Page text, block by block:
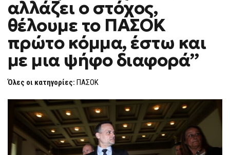
ΑΛΛΆΖΕΙ
Ο
ΣΤΌΧΟΣ,
ΘΈΛΟΥΜΕ
ΤΟ
ΠΑΣΟΚ
ΠΡΏΤΟ
ΚΌΜΜΑ,
ΈΣΤΩ
ΚΑΙ
ΜΕ
ΨΉΦΟ
ΔΙΑΦΟΡΆ”
αλλάζει ο στόχος,
θέλουμε το ΠΑΣΟΚ
πρώτο κόμμα, έστω και
με μια ψήφο διαφορά”
Όλες οι κατηγορίες: ΠΑΣΟΚ